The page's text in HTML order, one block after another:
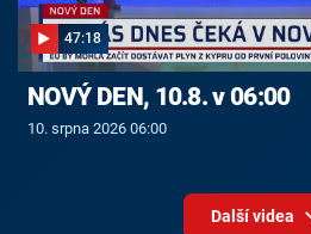
47:18
NOVÝ DEN, 10.8. v 06:00
10. srpna 2026 06:00
Další videa